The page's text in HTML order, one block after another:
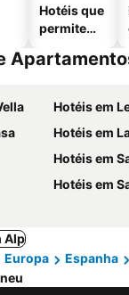
Hotéis que
permitem
Hotéis em
Hotéis em
Hotéis em
Hotéis em
Alp
Europa Espanha